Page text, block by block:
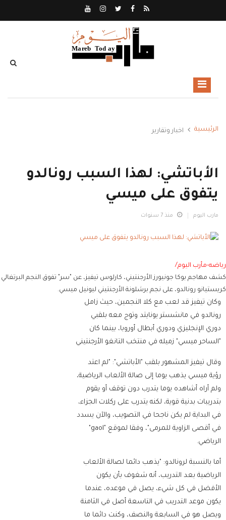
الرئيسية اخبار وتقارير
الأباتشي: لهذا السبب رونالدو
يتفوق على ميسي
مارب اليوم منذ 7 سنوات
رياضه-مأرب اليوم/
كشف مهاجم بوكا جونيورز الأرجنتيني، كارلوس تيفيز، عن "سر" تفوق النجم البرتغالي
كريستيانو رونالدو، على نجم برشلونة الأرجنتيني ليونيل ميسي.
وكان تيفيز قد لعب مع كلا النجمين، حيث زامل
رونالدو في مانشستر يونايتد وتوج معه بلقبي
دوري الإنجليزي ودوري أبطال أوروبا، بينما كان
"الساحر ميسي" زميله في منتخب التانغو الأرجنتيني
وقال تيفيز المشهور بلقب "الأباتشي": "لم اعتد
رؤية ميسي يذهب يوما إلى صالة الألعاب الرياضية،
ولم أراه أشاهده يوما يتدرب دون توقف أو يقوم
بتدريبات بدنية قوية، لكنه يتدرب على ركلات الجزاء،
في البداية لم يكن ناجحا في التصويب، والآن يسدد
في أقصى الزاوية للمرمى"، وفقا لموقع "gaol"
الرياضي.
أما بالنسبة لرونالدو: "يذهب دائما لصالة الألعاب
الرياضية بعد التدريب، أنه شغوف بأن يكون
الأفضل في كل شيء، يصل في موعده، عندما
يكون موعد التدريب في التاسعة أصل في الثامنة
ويصل هو في السابعة والنصف، وكنت دائما ما